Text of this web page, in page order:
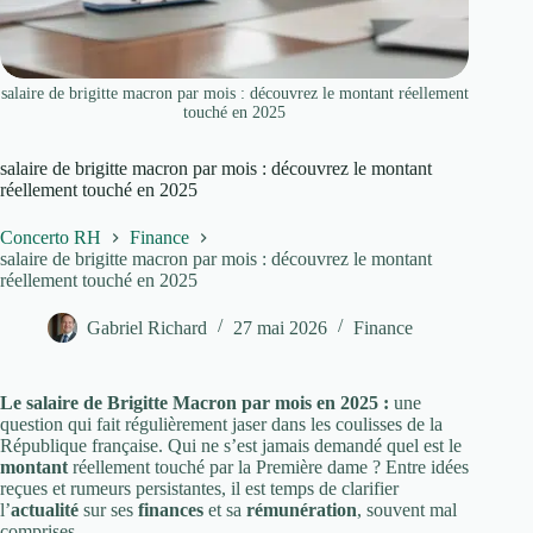
salaire de brigitte macron par mois : découvrez le montant réellement
touché en 2025
salaire de brigitte macron par mois : découvrez le montant
réellement touché en 2025
Concerto RH
Finance
salaire de brigitte macron par mois : découvrez le montant
réellement touché en 2025
Gabriel Richard 27 mai 2026 Finance
Le salaire de Brigitte Macron par mois en 2025 : une
question qui fait régulièrement jaser dans les coulisses de la
République française. Qui ne s’est jamais demandé quel est le
montant réellement touché par la Première dame ? Entre idées
reçues et rumeurs persistantes, il est temps de clarifier
l’actualité sur ses finances et sa rémunération, souvent mal